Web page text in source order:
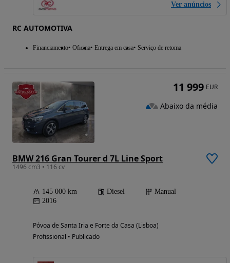
Ver anúncios
RC AUTOMOTIVA
Financiamento Oficina Entrega em casa Serviço de retoma
BMW 216 Gran Tourer d 7L Line Sport
1496 cm3 • 116 cv
145 000 km Diesel
Manual
2016
Póvoa de Santa Iria e Forte da Casa (Lisboa)
Profissional • Publicado
11 999 EUR
Abaixo da média